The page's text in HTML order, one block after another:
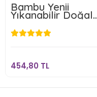
Bambu Yenii
Yıkanabilir Doğal
Kadın Pedi 6'lı
(NORMAL) - Fırsat
Set
454,80 TL
454,80 TL